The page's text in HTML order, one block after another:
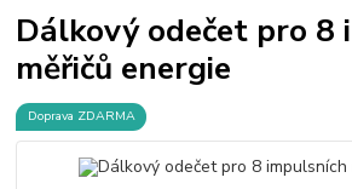
Dálkový odečet pro 8
měřičů energie
Doprava ZDARMA